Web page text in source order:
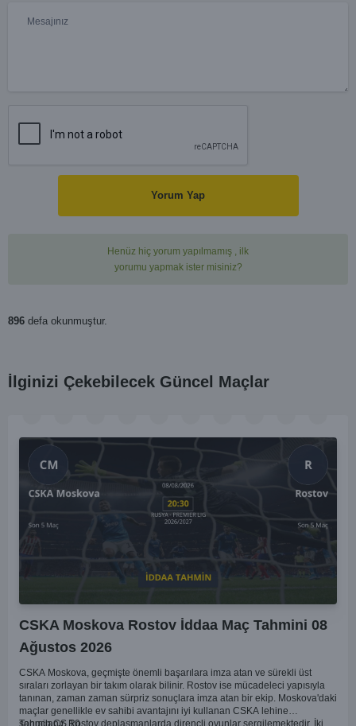
Yorum Yap
Henüz hiç yorum yapılmamış , ilk
yorumu yapmak ister misiniz?
896 defa okunmuştur.
İlginizi Çekebilecek Güncel Maçlar
CSKA Moskova Rostov İddaa Maç Tahmini 08
Ağustos 2026
CSKA Moskova, geçmişte önemli başarılara imza atan ve sürekli üst
sıraları zorlayan bir takım olarak bilinir. Rostov ise mücadeleci yapısıyla
tanınan, zaman zaman sürpriz sonuçlara imza atan bir ekip. Moskova'daki
maçlar genellikle ev sahibi avantajını iyi kullanan CSKA lehine
sonuçlanır. Rostov deplasmanlarda dirençli oyunlar sergilemektedir. İki
Tahmin ÇŞ 10